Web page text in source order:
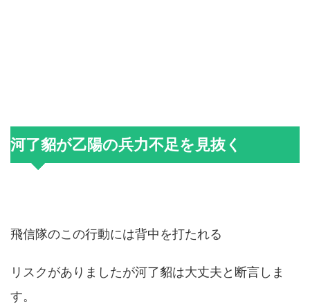
河了貂が乙陽の兵力不足を見抜く
飛信隊のこの行動には背中を打たれる
リスクがありましたが河了貂は大丈夫と断言しま
す。